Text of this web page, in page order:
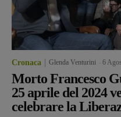
Cronaca Glenda Venturini 6
Morto Francesco
25 aprile del 2024
celebrare la